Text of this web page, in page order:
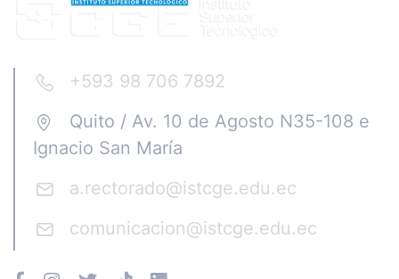
+593 98 706 7892
Quito / Av. 10 de Agosto N35-108 e
Ignacio San María
a.rectorado@istcge.edu.ec
comunicacion@istcge.edu.ec